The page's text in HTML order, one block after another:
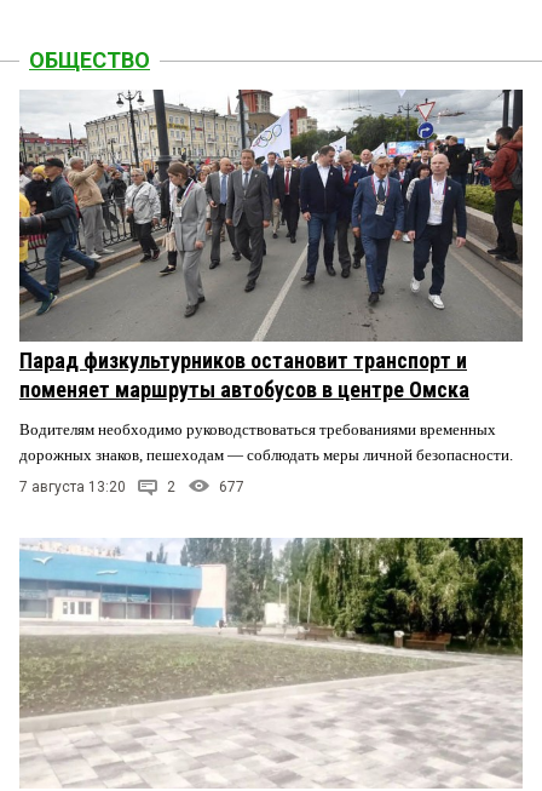
ОБЩЕСТВО
Парад физкультурников остановит транспорт и
поменяет маршруты автобусов в центре Омска
Водителям необходимо руководствоваться требованиями временных
дорожных знаков, пешеходам — соблюдать меры личной безопасности.
7 августа 13:20 2 677